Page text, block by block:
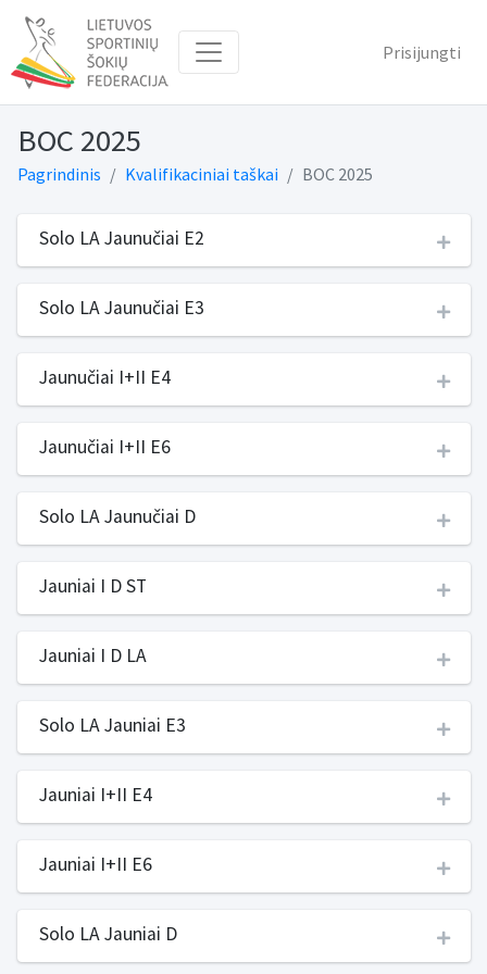
Prisijungti
BOC 2025
Pagrindinis Kvalifikaciniai taškai BOC 2025
Solo LA Jaunučiai E2
Solo LA Jaunučiai E3
Jaunučiai I+II E4
Jaunučiai I+II E6
Solo LA Jaunučiai D
Jauniai I D ST
Jauniai I D LA
Solo LA Jauniai E3
Jauniai I+II E4
Jauniai I+II E6
Solo LA Jauniai D